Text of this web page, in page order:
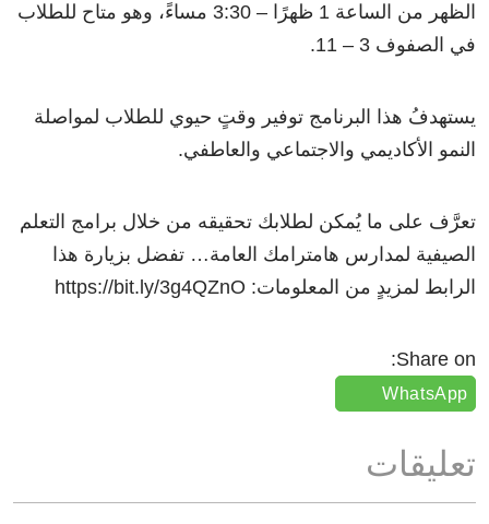
الظهر من الساعة 1 ظهرًا – 3:30 مساءً، وهو متاح للطلاب
في الصفوف 3 – 11.
يستهدفُ هذا البرنامج توفير وقتٍ حيوي للطلاب لمواصلة
النمو الأكاديمي والاجتماعي والعاطفي.
تعرَّف على ما يُمكن لطلابك تحقيقه من خلال برامج التعلم
الصيفية لمدارس هامترامك العامة… تفضل بزيارة هذا
الرابط لمزيدٍ من المعلومات: https://bit.ly/3g4QZnO
Share on:
WhatsApp
تعليقات